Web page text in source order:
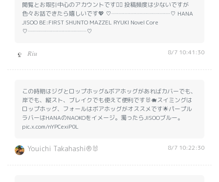
閲覧とお取引中心のアカウントです🙂‍↕️ 投稿頻度は少ないですが
色々お話できたら嬉しいです💖 ♡┈┈┈┈┈┈┈┈┈┈♡ HANA
JISOO BE:FIRST SHUNTO MAZZEL RYUKI Novel Core
♡┈┈┈┈┈┈┈┈┈┈♡
𝑅𝑖𝑢 8/7 10:41:30
この時期はジグとロップホッグ&ボアホッグがあればカバーでも、
岸でも、縦スト、ブレイクでも使えて便利です🐰🐗スイミングは
ロップホッグ、フォールはボアホッグがオススメです🌟パープル
ラバーはHANAのNAOKOをイメージ。濁ったらJISOOブルー。
pic.x.com/nYPCexiP0L
Youichi Takahashi®️🐰 8/7 10:22:30